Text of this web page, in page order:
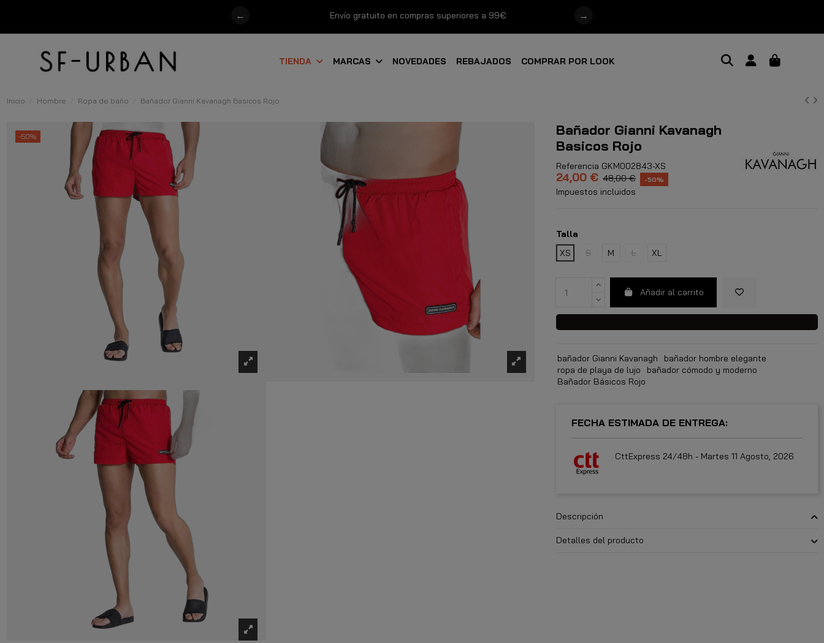
Envío gratuito en compras superiores a 99€
← →
TIENDA MARCAS NOVEDADES REBAJADOS COMPRAR POR LOOK
Inicio Hombre Ropa de baño Bañador Gianni Kavanagh Basicos Rojo
-50%
Bañador Gianni Kavanagh
Basicos Rojo
Referencia GKM002843-XS
24,00 € 48,00 € -50%
Impuestos incluidos
Talla
XS
S M L XL
Añadir al carrito
bañador Gianni Kavanagh
bañador hombre elegante
ropa de playa de lujo
bañador cómodo y moderno
Bañador Básicos Rojo
FECHA ESTIMADA DE ENTREGA:
CttExpress 24/48h - Martes 11 Agosto, 2026
Descripción
Detalles del producto